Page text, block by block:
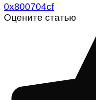
0x800704cf
Оцените статью